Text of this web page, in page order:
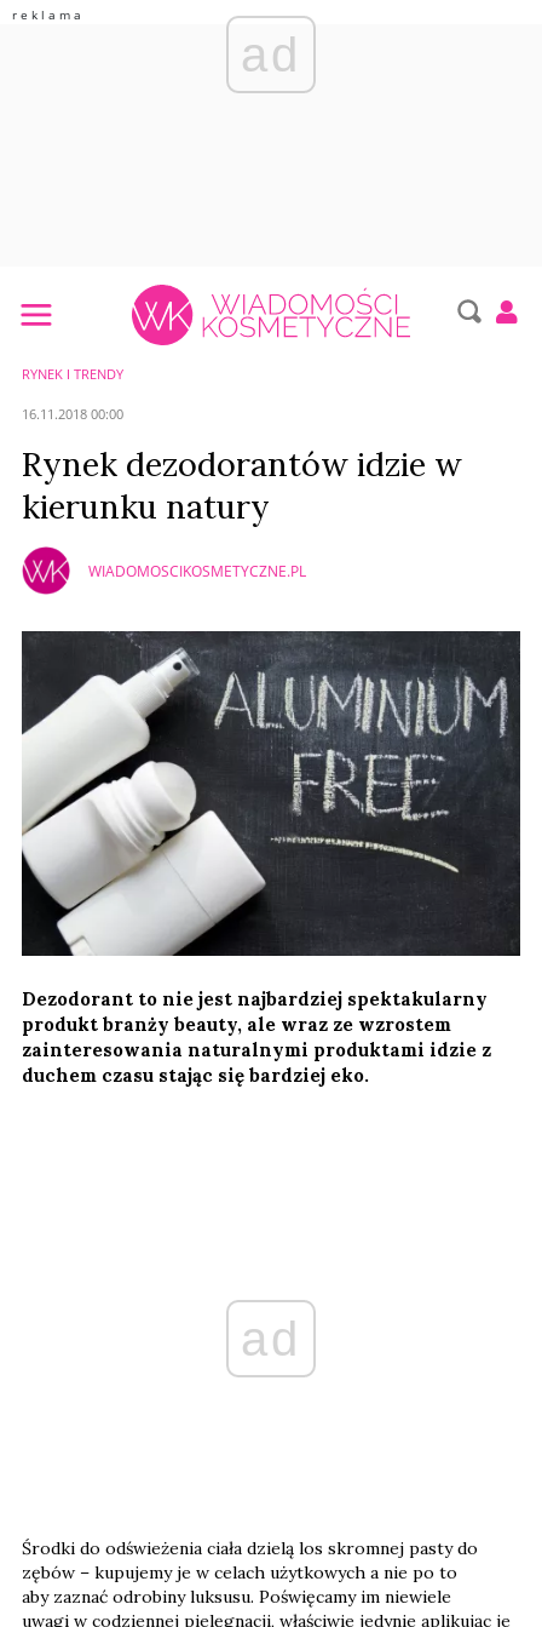
ad
RYNEK I TRENDY
16.11.2018 00:00
Rynek dezodorantów idzie w
kierunku natury
WIADOMOSCIKOSMETYCZNE.PL
Dezodorant to nie jest najbardziej spektakularny
produkt branży beauty, ale wraz ze wzrostem
zainteresowania naturalnymi produktami idzie z
duchem czasu stając się bardziej eko.
ad
Środki do odświeżenia ciała dzielą los skromnej pasty do
zębów – kupujemy je w celach użytkowych a nie po to
aby zaznać odrobiny luksusu. Poświęcamy im niewiele
uwagi w codziennej pielęgnacji, właściwie jedynie aplikując je